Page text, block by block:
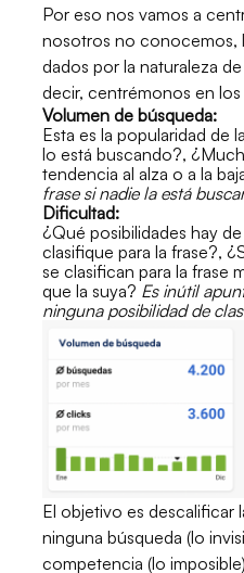
Por eso nos vamos a
nosotros no conocemos,
dados por la naturaleza
decir, centrémonos en
Volumen de búsqueda:
Esta es la popularidad de
lo está buscando?,
tendencia al alza o a la
frase si nadie la está
Dificultad:
¿Qué posibilidades hay
clasifique para la frase?,
se clasifican para la frase
que la suya? Es inútil
ninguna posibilidad de
El objetivo es descalificar
ninguna búsqueda (lo
competencia (lo